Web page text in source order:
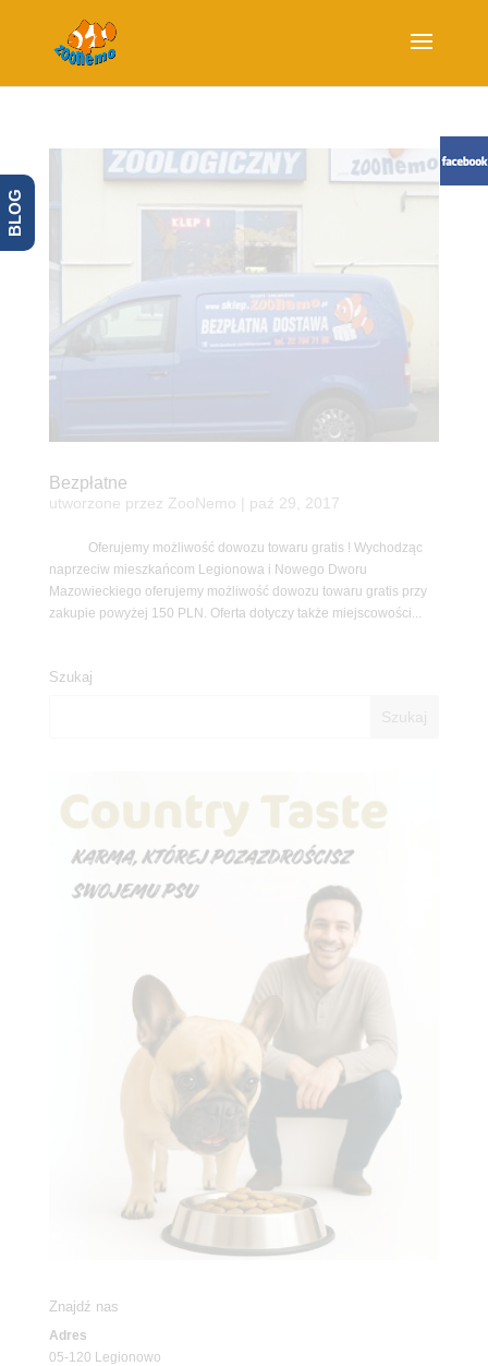
Bezpłatne
utworzone przez ZooNemo paź 29, 2017
Oferujemy możliwość dowozu towaru gratis ! Wychodząc
naprzeciw mieszkańcom Legionowa i Nowego Dworu
Mazowieckiego oferujemy możliwość dowozu towaru gratis przy
zakupie powyżej 150 PLN. Oferta dotyczy także miejscowości...
Szukaj
Znajdź nas
Adres
05-120 Legionowo
BLOG